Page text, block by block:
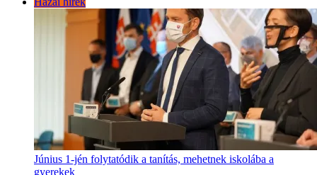
Június 1-jén folytatódik a tanítás, mehetnek iskolába a
gyerekek